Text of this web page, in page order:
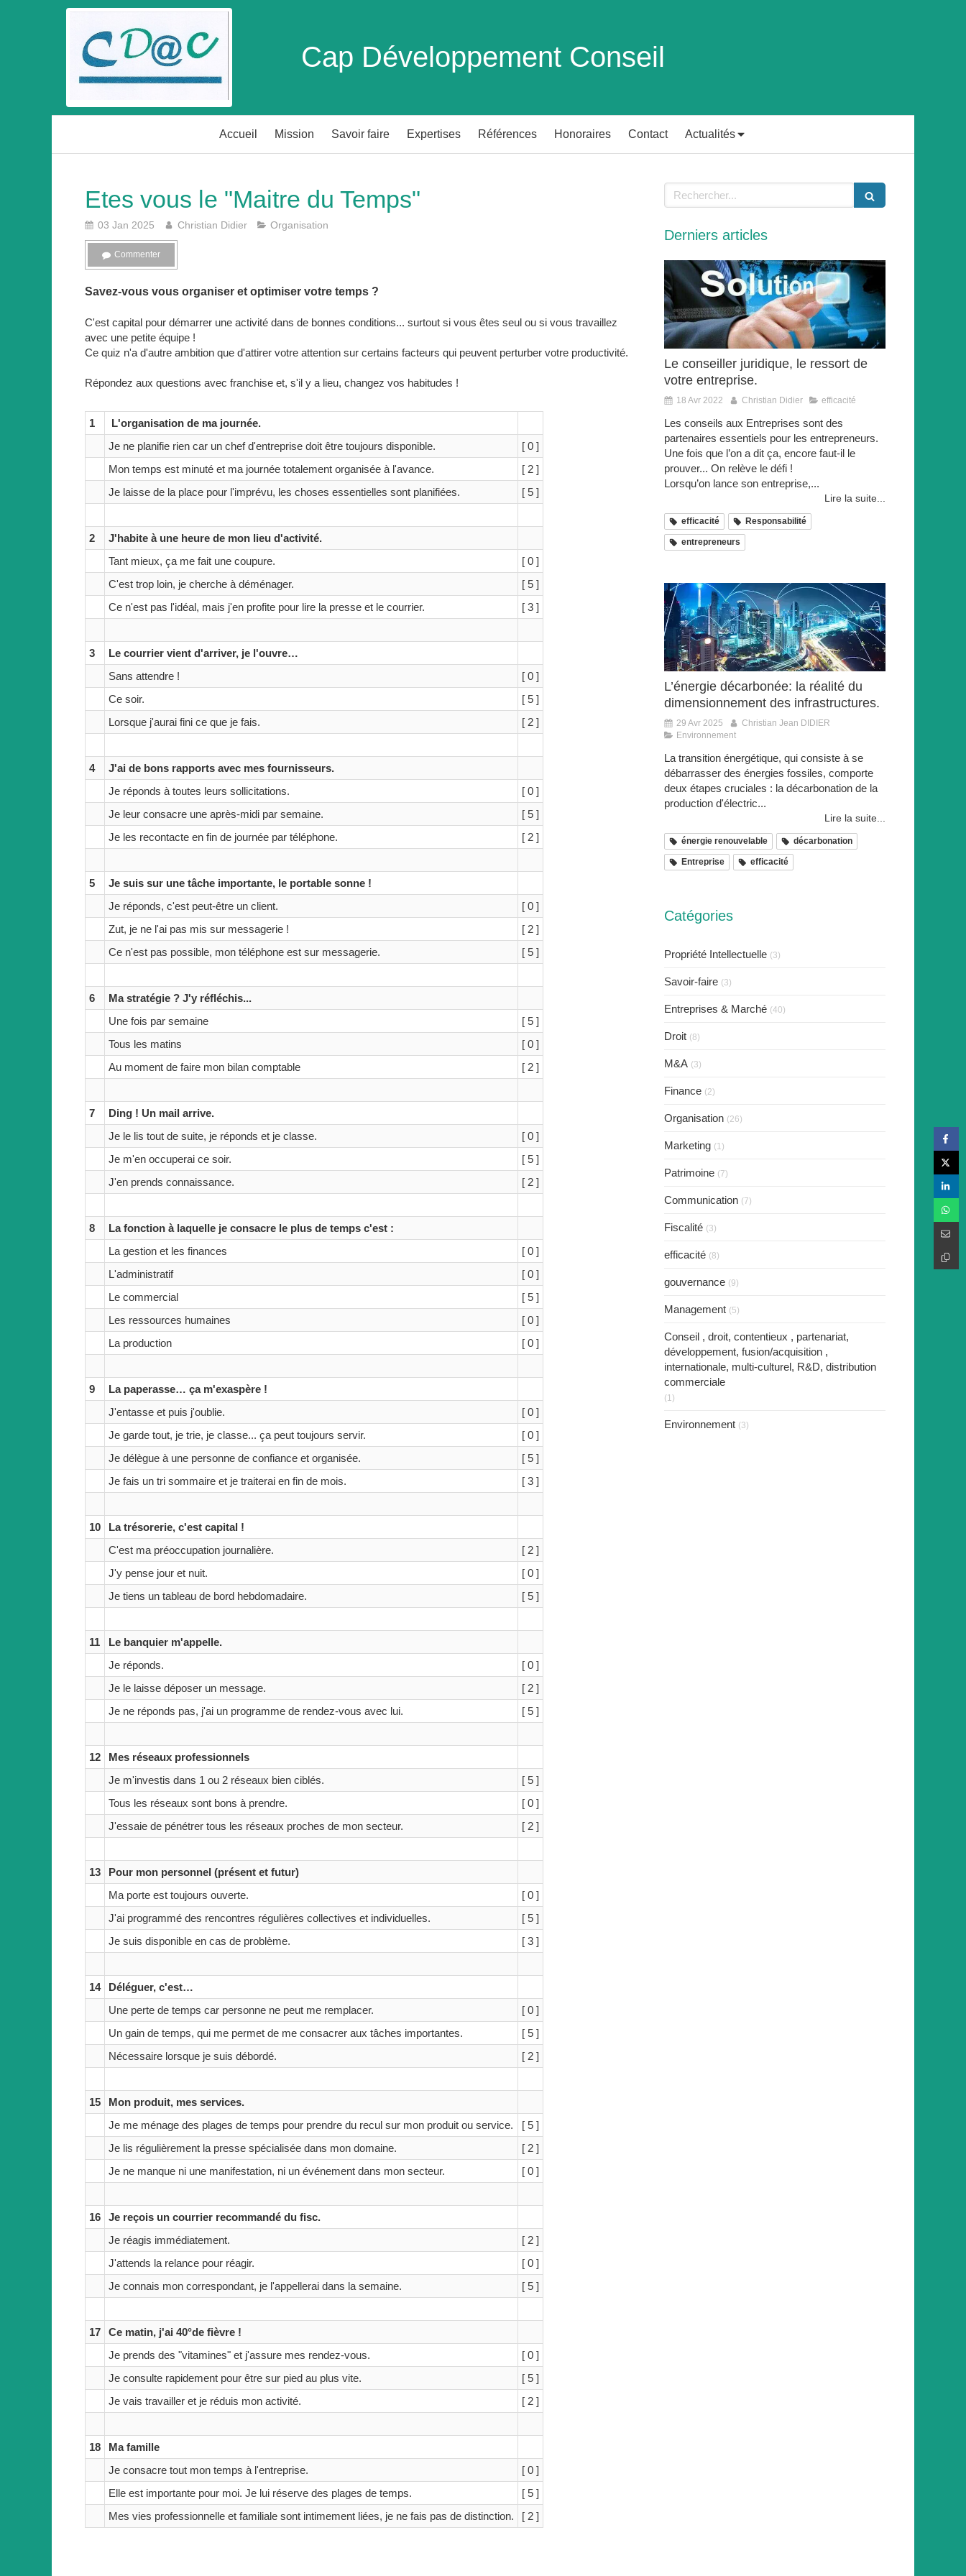
Cap Développement Conseil
Accueil Mission Savoir faire Expertises Références Honoraires Contact Actualités
Etes vous le "Maitre du Temps"
03 Jan 2025 Christian Didier Organisation
Commenter
Savez-vous vous organiser et optimiser votre temps ?
C'est capital pour démarrer une activité dans de bonnes conditions... surtout si vous êtes seul ou si vous travaillez
avec une petite équipe !
Ce quiz n'a d'autre ambition que d'attirer votre attention sur certains facteurs qui peuvent perturber votre productivité.
Répondez aux questions avec franchise et, s'il y a lieu, changez vos habitudes !
1
L'organisation de ma journée.
Je ne planifie rien car un chef d'entreprise doit être toujours disponible.
[ 0 ]
Mon temps est minuté et ma journée totalement organisée à l'avance.
[ 2 ]
Je laisse de la place pour l'imprévu, les choses essentielles sont planifiées.
[ 5 ]
2
J'habite à une heure de mon lieu d'activité.
Tant mieux, ça me fait une coupure.
[ 0 ]
C'est trop loin, je cherche à déménager.
[ 5 ]
Ce n'est pas l'idéal, mais j'en profite pour lire la presse et le courrier.
[ 3 ]
3
Le courrier vient d'arriver, je l'ouvre…
Sans attendre !
[ 0 ]
Ce soir.
[ 5 ]
Lorsque j'aurai fini ce que je fais.
[ 2 ]
4
J'ai de bons rapports avec mes fournisseurs.
Je réponds à toutes leurs sollicitations.
[ 0 ]
Je leur consacre une après-midi par semaine.
[ 5 ]
Je les recontacte en fin de journée par téléphone.
[ 2 ]
5
Je suis sur une tâche importante, le portable sonne !
Je réponds, c'est peut-être un client.
[ 0 ]
Zut, je ne l'ai pas mis sur messagerie !
[ 2 ]
Ce n'est pas possible, mon téléphone est sur messagerie.
[ 5 ]
6
Ma stratégie ? J'y réfléchis...
Une fois par semaine
[ 5 ]
Tous les matins
[ 0 ]
Au moment de faire mon bilan comptable
[ 2 ]
7
Ding ! Un mail arrive.
Je le lis tout de suite, je réponds et je classe.
[ 0 ]
Je m'en occuperai ce soir.
[ 5 ]
J'en prends connaissance.
[ 2 ]
8
La fonction à laquelle je consacre le plus de temps c'est :
La gestion et les finances
[ 0 ]
L'administratif
[ 0 ]
Le commercial
[ 5 ]
Les ressources humaines
[ 0 ]
La production
[ 0 ]
9
La paperasse… ça m'exaspère !
J'entasse et puis j'oublie.
[ 0 ]
Je garde tout, je trie, je classe... ça peut toujours servir.
[ 0 ]
Je délègue à une personne de confiance et organisée.
[ 5 ]
Je fais un tri sommaire et je traiterai en fin de mois.
[ 3 ]
10
La trésorerie, c'est capital !
C'est ma préoccupation journalière.
[ 2 ]
J'y pense jour et nuit.
[ 0 ]
Je tiens un tableau de bord hebdomadaire.
[ 5 ]
11
Le banquier m'appelle.
Je réponds.
[ 0 ]
Je le laisse déposer un message.
[ 2 ]
Je ne réponds pas, j'ai un programme de rendez-vous avec lui.
[ 5 ]
12
Mes réseaux professionnels
Je m'investis dans 1 ou 2 réseaux bien ciblés.
[ 5 ]
Tous les réseaux sont bons à prendre.
[ 0 ]
J'essaie de pénétrer tous les réseaux proches de mon secteur.
[ 2 ]
13
Pour mon personnel (présent et futur)
Ma porte est toujours ouverte.
[ 0 ]
J'ai programmé des rencontres régulières collectives et individuelles.
[ 5 ]
Je suis disponible en cas de problème.
[ 3 ]
14
Déléguer, c'est…
Une perte de temps car personne ne peut me remplacer.
[ 0 ]
Un gain de temps, qui me permet de me consacrer aux tâches importantes.
[ 5 ]
Nécessaire lorsque je suis débordé.
[ 2 ]
15
Mon produit, mes services.
Je me ménage des plages de temps pour prendre du recul sur mon produit ou service.
[ 5 ]
Je lis régulièrement la presse spécialisée dans mon domaine.
[ 2 ]
Je ne manque ni une manifestation, ni un événement dans mon secteur.
[ 0 ]
16
Je reçois un courrier recommandé du fisc.
Je réagis immédiatement.
[ 2 ]
J'attends la relance pour réagir.
[ 0 ]
Je connais mon correspondant, je l'appellerai dans la semaine.
[ 5 ]
17
Ce matin, j'ai 40°de fièvre !
Je prends des "vitamines" et j'assure mes rendez-vous.
[ 0 ]
Je consulte rapidement pour être sur pied au plus vite.
[ 5 ]
Je vais travailler et je réduis mon activité.
[ 2 ]
18
Ma famille
Je consacre tout mon temps à l'entreprise.
[ 0 ]
Elle est importante pour moi. Je lui réserve des plages de temps.
[ 5 ]
Mes vies professionnelle et familiale sont intimement liées, je ne fais pas de distinction.
[ 2 ]
Rechercher
Derniers articles
Le conseiller juridique, le ressort de
votre entreprise.
18 Avr 2022 Christian Didier efficacité
Les conseils aux Entreprises sont des
partenaires essentiels pour les entrepreneurs.
Une fois que l’on a dit ça, encore faut-il le
prouver... On relève le défi !
Lorsqu’on lance son entreprise,...
Lire la suite...
efficacité Responsabilité
entrepreneurs
L’énergie décarbonée: la réalité du
dimensionnement des infrastructures.
29 Avr 2025
Christian Jean DIDIER
Environnement
La transition énergétique, qui consiste à se
débarrasser des énergies fossiles, comporte
deux étapes cruciales : la décarbonation de la
production d'électric...
Lire la suite...
énergie renouvelable décarbonation
Entreprise efficacité
Catégories
Propriété Intellectuelle (3)
Savoir-faire (3)
Entreprises & Marché (40)
Droit (8)
M&A (3)
Finance (2)
Organisation (26)
Marketing (1)
Patrimoine (7)
Communication (7)
Fiscalité (3)
efficacité (8)
gouvernance (9)
Management (5)
Conseil , droit, contentieux , partenariat,
développement, fusion/acquisition ,
internationale, multi-culturel, R&D, distribution
commerciale
(1)
Environnement (3)